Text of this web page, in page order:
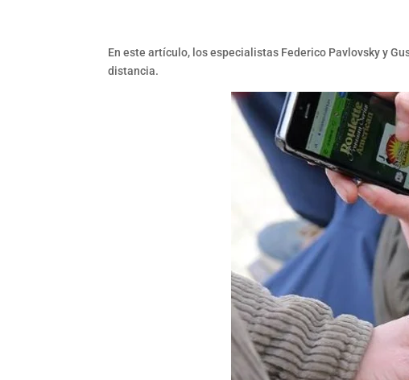
En este artículo, los especialistas Federico Pavlovsky y
distancia.